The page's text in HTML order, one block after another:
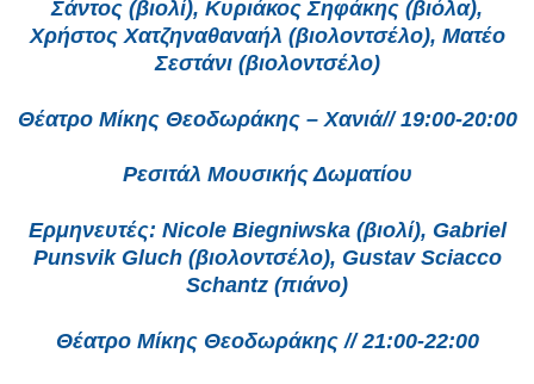
Σάντος (βιολί), Κυριάκος Σηφάκης (βιόλα),
Χρήστος Χατζηναθαναήλ (βιολοντσέλο), Ματέο
Σεστάνι (βιολοντσέλο)
Θέατρο Μίκης Θεοδωράκης – Χανιά// 19:00-20:00
Ρεσιτάλ Μουσικής Δωματίου
Ερμηνευτές: Nicole Biegniwska (βιολί), Gabriel
Punsvik Gluch (βιολοντσέλο), Gustav Sciacco
Schantz (πιάνο)
Θέατρο Μίκης Θεοδωράκης // 21:00-22:00